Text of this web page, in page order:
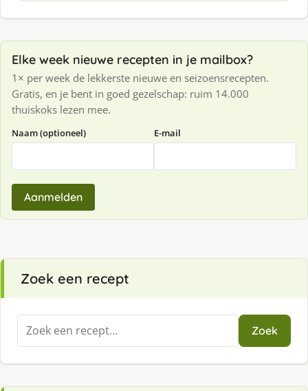
Elke week nieuwe recepten in je mailbox?
1× per week de lekkerste nieuwe en seizoensrecepten.
Gratis, en je bent in goed gezelschap: ruim 14.000
thuiskoks lezen mee.
Naam (optioneel) E-mail
Aanmelden
Zoek een recept
Zoeken
naar:
Zoek